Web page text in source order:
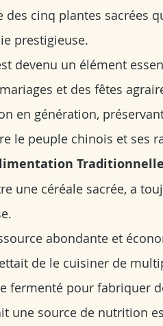
cinq plantes sacrées
prestigieuse.
devenu un élément
et des fêtes
en génération,
le peuple chinois et ses
une céréale sacrée, a
abondante et
de le cuisiner de
fermenté pour fabriquer
une source de nutrition